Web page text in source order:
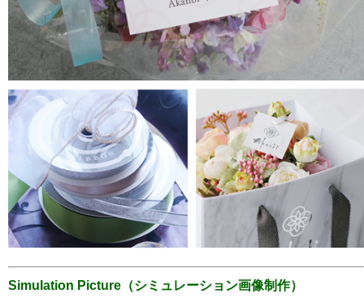
Simulation Picture（シミュレーション画像制作）